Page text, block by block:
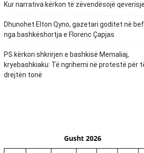
Kur narrativa kërkon të zëvendësojë
Dhunohet Elton Qyno, gazetari goditet në
nga bashkëshortja e Florenc Çapjas
PS kërkon shkrirjen e bashkisë Memaliaj,
kryebashkiaku: Të ngrihemi në protestë për
drejtën tonë
Gusht 2026